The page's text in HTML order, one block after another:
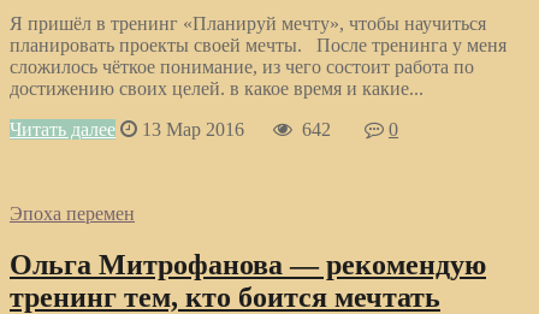
Я пришёл в тренинг «Планируй мечту», чтобы научиться
планировать проекты своей мечты. После тренинга у меня
сложилось чёткое понимание, из чего состоит работа по
достижению своих целей. в какое время и какие...
Читать далее
13 Мар 2016 642 0
Эпоха перемен
Ольга Митрофанова — рекомендую
тренинг тем, кто боится мечтать